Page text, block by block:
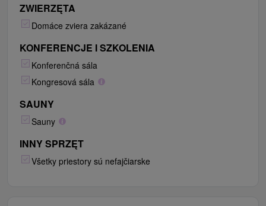
ZWIERZĘTA
Domáce zviera zakázané
KONFERENCJE I SZKOLENIA
Konferenčná sála
Kongresová sála
SAUNY
Sauny
INNY SPRZĘT
Všetky priestory sú nefajčiarske